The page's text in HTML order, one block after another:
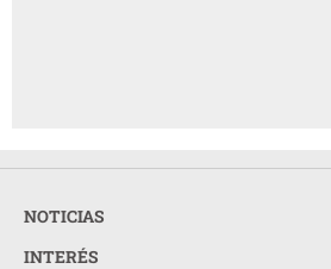
NOTICIAS
INTERÉS